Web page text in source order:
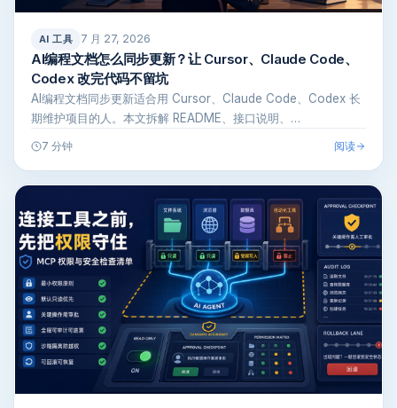
AI 工具 7 月 27, 2026
AI编程文档怎么同步更新？让 Cursor、Claude Code、
Codex 改完代码不留坑
AI编程文档同步更新适合用 Cursor、Claude Code、Codex 长
期维护项目的人。本文拆解 README、接口说明、…
7 分钟 阅读